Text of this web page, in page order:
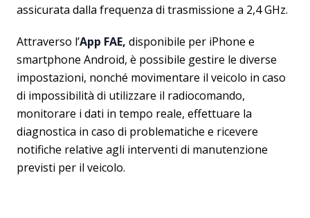
assicurata dalla frequenza di trasmissione a 2,4 GHz.
Attraverso l’App FAE, disponibile per iPhone e
smartphone Android, è possibile gestire le diverse
impostazioni, nonché movimentare il veicolo in caso
di impossibilità di utilizzare il radiocomando,
monitorare i dati in tempo reale, effettuare la
diagnostica in caso di problematiche e ricevere
notifiche relative agli interventi di manutenzione
previsti per il veicolo.